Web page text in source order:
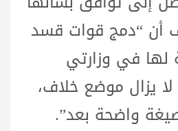
أن “دمج قوات قسد
لها في وزارتي
لا يزال موضع خلاف،
واضحة بعد”.